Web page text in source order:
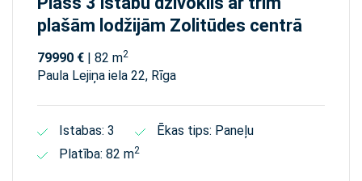
plašām lodžijām Zolitūdes centrā
79990 € | 82 m2
Paula Lejiņa iela 22, Rīga
Istabas: 3
Ēkas tips: Paneļu
Platība: 82 m2